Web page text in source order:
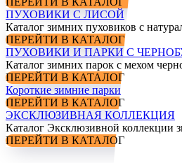
ПУХОВИКИ С ЛИСОЙ
Каталог зимних пуховиков с
ПЕРЕЙТИ В КАТАЛОГ
ПУХОВИКИ И ПАРКИ С
Каталог зимних парок с мехом
ПЕРЕЙТИ В КАТАЛОГ
Короткие зимние парки
ПЕРЕЙТИ В КАТАЛОГ
ЭКСКЛЮЗИВНАЯ КОЛЛЕКЦИЯ
Каталог Эксклюзивной коллекции
ПЕРЕЙТИ В КАТАЛОГ